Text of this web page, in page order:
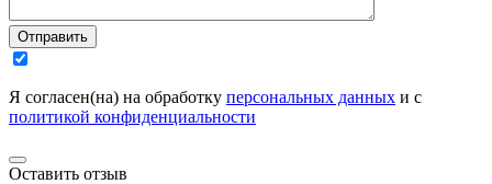
Отправить
Я согласен(на) на обработку персональных данных и с
политикой конфиденциальности
Оставить отзыв